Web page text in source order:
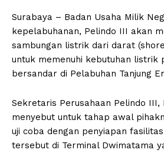
Surabaya – Badan Usaha Milik
kepelabuhanan, Pelindo III akan
sambungan listrik dari darat
untuk memenuhi kebutuhan listrik
bersandar di Pelabuhan Tanjung
Sekretaris Perusahaan Pelindo III,
menyebut untuk tahap awal
uji coba dengan penyiapan
tersebut di Terminal Dwimatama